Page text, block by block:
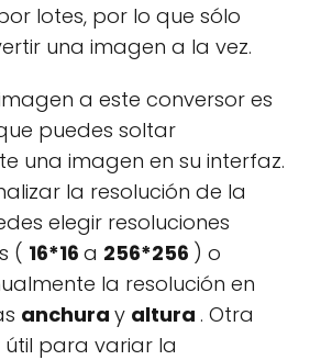
lotes, por lo que sólo
una imagen a la vez.
a este conversor es
puedes soltar
una imagen en su interfaz.
la resolución de la
elegir resoluciones
( 16*16 a 256*256 ) o
la resolución en
anchura y altura . Otra
para variar la